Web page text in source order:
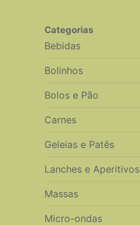
Categorias
Bebidas
Bolinhos
Bolos e Pão
Carnes
Geleias e Patês
Lanches e Aperitivos
Massas
Micro-ondas